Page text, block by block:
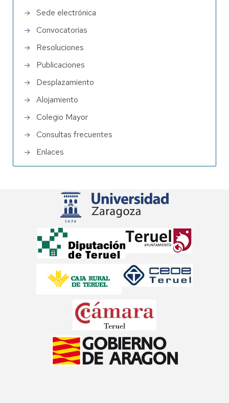
Sede electrónica
Convocatorias
Resoluciones
Publicaciones
Desplazamiento
Alojamiento
Colegio Mayor
Consultas frecuentes
Enlaces